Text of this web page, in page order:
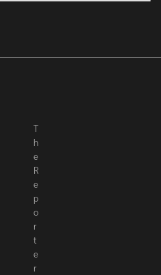
T
h
e
R
e
p
o
r
t
e
r